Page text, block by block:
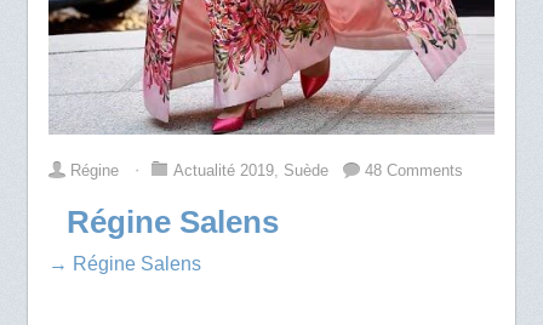
Régine ⋅ Actualité 2019, Suède 48 Comments
Régine Salens
→ Régine Salens